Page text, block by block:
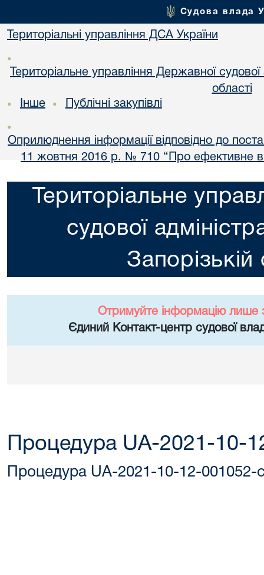
Судова влада
Територіальні управління ДСА України
•
Територіальне управління Державної судової
області
• Інше • Публічні закупівлі
•
Оприлюднення інформації відповідно до
11 жовтня 2016 р. № 710 “Про ефективне
Територіальне
судової
Запорізькій
Отримуйте інформацію лише
Єдиний Контакт-центр судової
Процедура UA-2021-10-
Процедура UA-2021-10-12-001052-